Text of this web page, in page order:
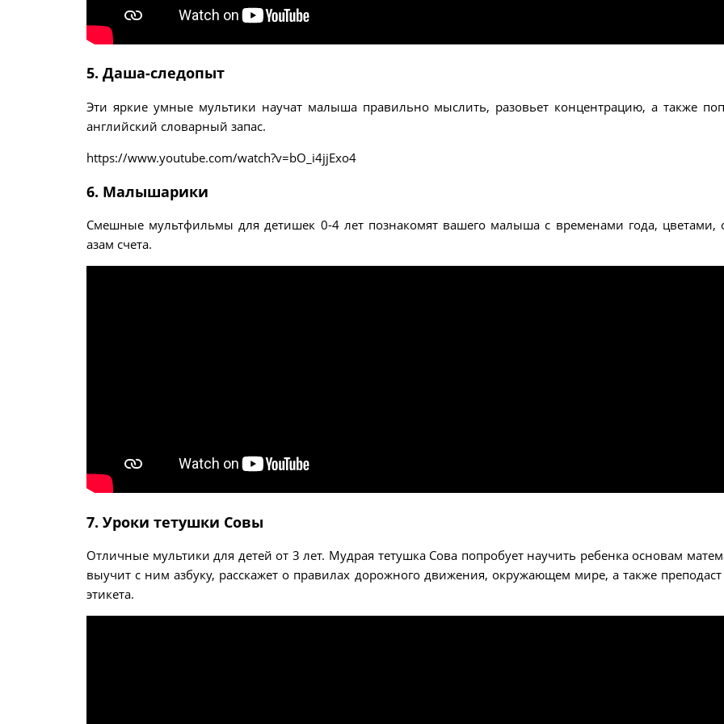
5. Даша-следопыт
Эти яркие умные мультики научат малыша правильно мыслить, разовьет концентрацию, а также
английский словарный запас.
https://www.youtube.com/watch?v=bO_i4jjExo4
6. Малышарики
Смешные мультфильмы для детишек 0-4 лет познакомят вашего малыша с временами года, цветами,
азам счета.
7. Уроки тетушки Совы
Отличные мультики для детей от 3 лет. Мудрая тетушка Сова попробует научить ребенка основам
выучит с ним азбуку, расскажет о правилах дорожного движения, окружающем мире, а также
этикета.